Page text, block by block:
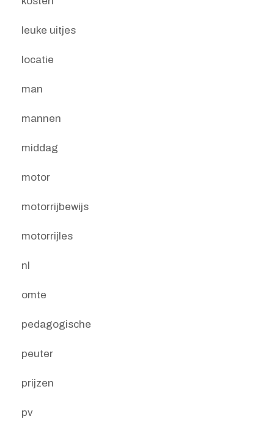
leuke uitjes
locatie
man
mannen
middag
motor
motorrijbewijs
motorrijles
nl
omte
pedagogische
peuter
prijzen
pv